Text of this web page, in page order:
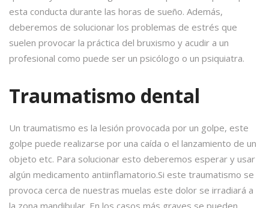
esta conducta durante las horas de sueño. Además,
deberemos de solucionar los problemas de estrés que
suelen provocar la práctica del bruxismo y acudir a un
profesional como puede ser un psicólogo o un psiquiatra.
Traumatismo dental
Un traumatismo es la lesión provocada por un golpe, este
golpe puede realizarse por una caída o el lanzamiento de un
objeto etc. Para solucionar esto deberemos esperar y usar
algún medicamento antiinflamatorio.Si este traumatismo se
provoca cerca de nuestras muelas este dolor se irradiará a
la zona mandibular. En los casos más graves se pueden